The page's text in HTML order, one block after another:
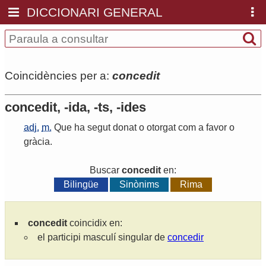
DICCIONARI GENERAL
Coincidències per a: concedit
concedit, -ida, -ts, -ides
adj. m. Que ha segut donat o otorgat com a favor o
gràcia.
Buscar concedit en:
Bilingüe
Sinònims Rima
concedit coincidix en:
el participi masculí singular de concedir